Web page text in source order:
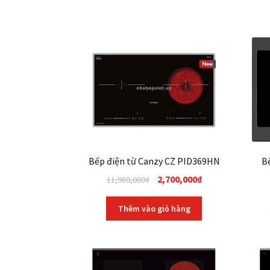
Bếp điện từ Canzy CZ PID369HN
11,980,000₫
Original
was:
2,700,000₫Current
Thêm vào giỏ hàng